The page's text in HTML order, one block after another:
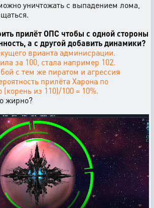
уничтожать с выпадением лома,
прилёт ОПС чтобы с одной стороны
а с другой добавить динамики?
врианта админисрации.
за 100, стала например 102.
с тем же пиратом и агрессия
прилёта Харона по
из 110)/100 = 10%.
жирно?